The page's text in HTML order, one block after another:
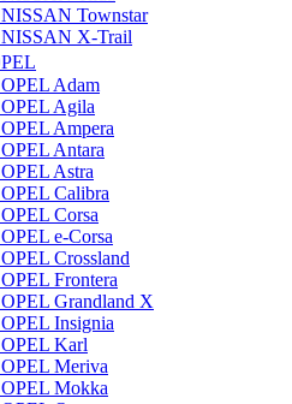
NISSAN Townstar
NISSAN X-Trail
Adam
Agila
Ampera
Antara
Astra
Calibra
Corsa
e-Corsa
Crossland
Frontera
Grandland X
Insignia
OPEL Karl
Meriva
Mokka